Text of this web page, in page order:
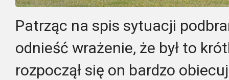
Patrząc na spis sytuacji
odnieść wrażenie, że był to
rozpoczął się on bardzo